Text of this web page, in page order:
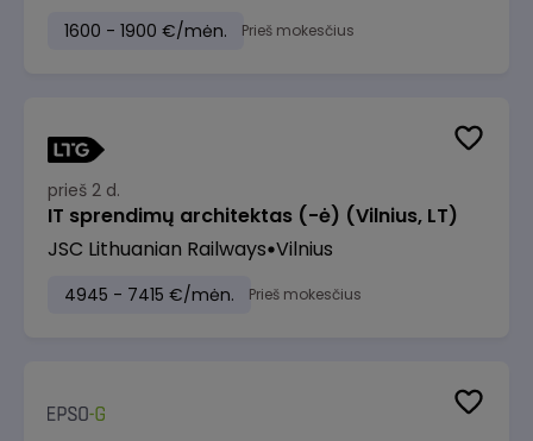
1600 - 1900 €/mėn. Prieš mokesčius
prieš 2 d.
IT sprendimų architektas (-ė) (Vilnius, LT)
JSC Lithuanian Railways Vilnius
4945 - 7415 €/mėn. Prieš mokesčius